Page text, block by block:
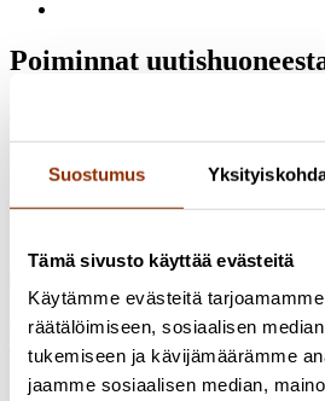
Suostumus
Tämä sivusto käyttää evästeitä
Käytämme evästeitä
räätälöimiseen, sosiaalisen
tukemiseen ja kävijämäärämme
jaamme sosiaalisen median,
Poiminnat
24.6.2026 / UutisetCupore
Osoite: Käenkuja 3a A, 00500 Helsinki
Sähköposti:info@cupore.fi
Puhelin:
+358 10 200 9200
Y-tunnus: 1771249-3
Seuraa meitä